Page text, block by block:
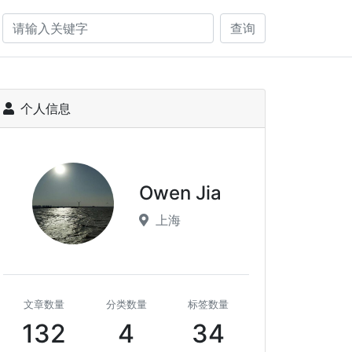
查询
个人信息
Owen Jia
上海
文章数量
132
分类数量
4
标签数量
34